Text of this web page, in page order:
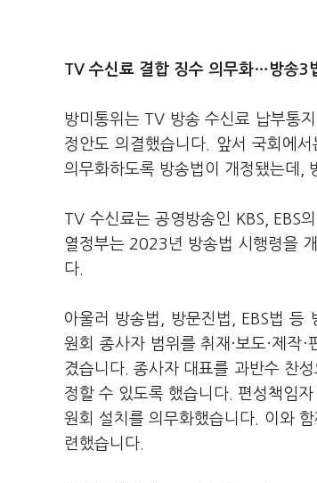
TV 수신료 결합 징수 의무화…방송3
방미통위는 TV 방송 수신료 납부통
정안도 의결했습니다. 앞서 국회에
의무화하도록 방송법이 개정됐는데,
TV 수신료는 공영방송인 KBS, EBS
열정부는 2023년 방송법 시행령을
다.
아울러 방송법, 방문진법, EBS법 등
원회 종사자 범위를 취재·보도·제작
겼습니다. 종사자 대표를 과반수 찬
정할 수 있도록 했습니다. 편성책임
원회 설치를 의무화했습니다. 이와
련했습니다.